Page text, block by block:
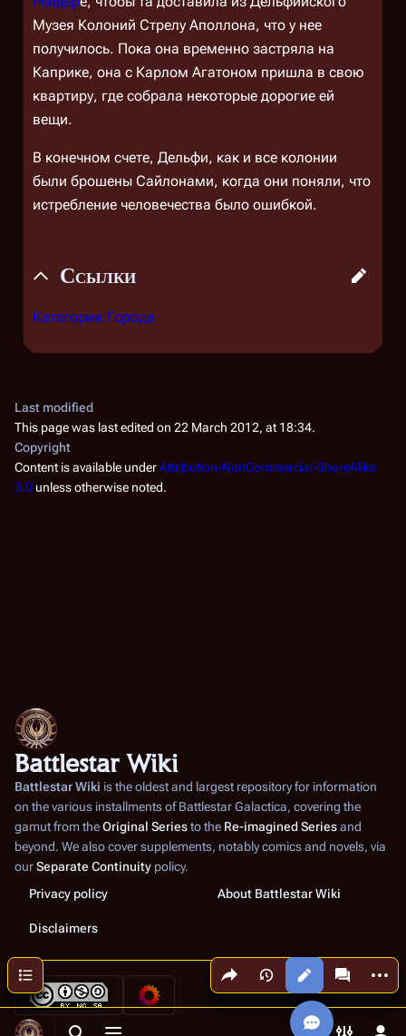
Share this page
Views More
Музея Колоний Стрелу Аполлона, что у нее
получилось. Пока она временно застряла на
Каприке, она с Карлом Агатоном пришла в свою
квартиру, где собрала некоторые дорогие ей
вещи.
В конечном счете, Дельфи, как и все колонии
были брошены Сайлонами, когда они поняли, что
истребление человечества было ошибкой.
Ссылки
Категория:Города
Contents
Last modified
This page was last edited on 22 March 2012, at 18:34.
Copyright
Content is available underAttribution-NonCommercial-ShareAlike
3.0 unless otherwise noted.
Battlestar Wiki
Battlestar Wiki is the oldest and largest repository for information
on the various installments ofBattlestar Galactica, covering the
gamut from theOriginal Seriesto the Re-imagined Seriesand
beyond. We also cover supplements, notably comics and novels, via
ourSeparate Continuity policy.
Privacy policy
About Battlestar Wiki
Disclaimers